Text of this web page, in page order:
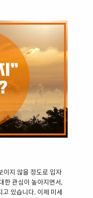
서 기쁘다.) 2.
어떤 것의 본질이 진정
중하고 진실된 성..
이지 않을 정도로 입자
한 관심이 높아지면서,
있습니다. 이제 미세